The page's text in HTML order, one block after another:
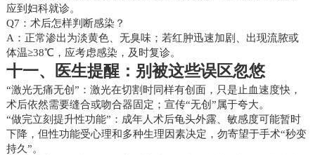
应到妇科就诊。
Q7：术后怎样判断感染？
A：正常渗出为淡黄色、无臭味；若红肿迅速加剧、出现流脓或
体温≥38℃，应考虑感染，及时复诊。
十一、医生提醒：别被这些误区忽悠
“激光无痛无创”：激光在切割时同样有创面，只是止血速度快，
术后依然需要缝合或吻合器固定；宣传“无创”属于夸大。
“做完立刻提升性功能”：成年人术后龟头外露、敏感度可能暂时
下降，但性功能受心理和多种生理因素决定，勿寄望于手术“秒变
持久”。